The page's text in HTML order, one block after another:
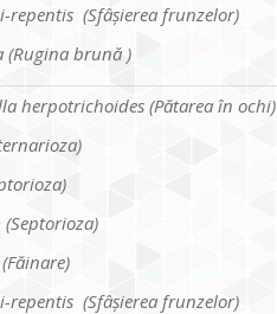
repentis (Sfâşierea frunzelor)
(Rugina brună )
herpotrichoides (Pătarea în ochi)
ăinare)
repentis (Sfâşierea frunzelor)